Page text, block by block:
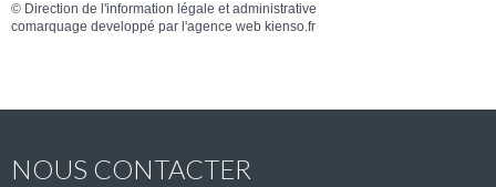
© Direction de l'information légale et administrative
comarquage developpé par l'agence web kienso.fr
NOUS CONTACTER